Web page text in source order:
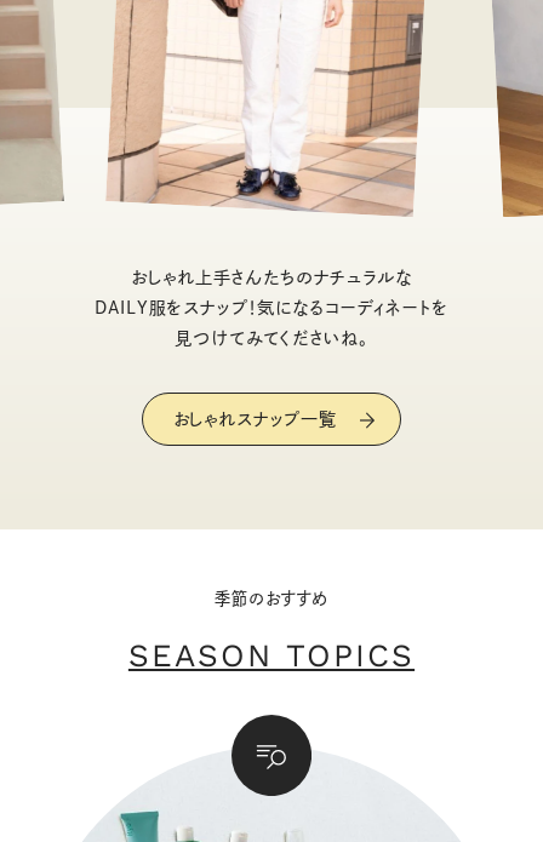
おしゃれ上手さんたちのナチュラルな
DAILY服をスナップ！気になるコーディネートを
見つけてみてくださいね。
おしゃれスナップ一覧
季節のおすすめ
SEASON TOPICS